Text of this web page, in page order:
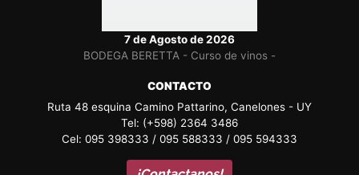
7 de Agosto de 2026
BODEGA BERETTA - Curso de vinos -
CONTACTO
Ruta 48 esquina Camino Pattarino, Canelones - UY
Tel: (+598) 2364 3486
Cel: 095 398333 / 095 588333 / 095 594333